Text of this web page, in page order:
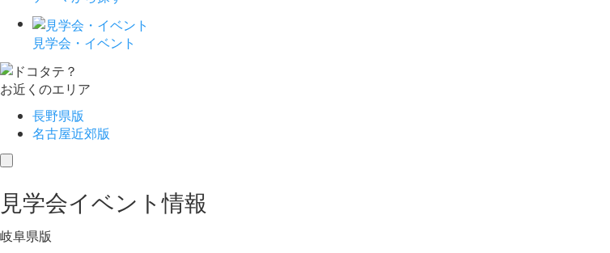
見学会・イベント
お近くのエリア
長野県版
名古屋近郊版
toggle
見学会イベント情報
岐阜県版